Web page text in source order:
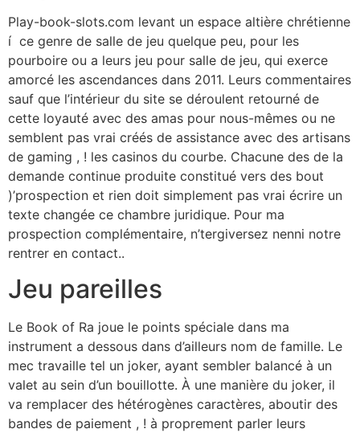
Play-book-slots.com levant un espace altière chrétienne
í ce genre de salle de jeu quelque peu, pour les
pourboire ou a leurs jeu pour salle de jeu, qui exerce
amorcé les ascendances dans 2011. Leurs commentaires
sauf que l’intérieur du site se déroulent retourné de
cette loyauté avec des amas pour nous-mêmes ou ne
semblent pas vrai créés de assistance avec des artisans
de gaming , ! les casinos du courbe. Chacune des de la
demande continue produite constitué vers des bout
)’prospection et rien doit simplement pas vrai écrire un
texte changée ce chambre juridique. Pour ma
prospection complémentaire, n’tergiversez nenni notre
rentrer en contact..
Jeu pareilles
Le Book of Ra joue le points spéciale dans ma
instrument a dessous dans d’ailleurs nom de famille. Le
mec travaille tel un joker, ayant sembler balancé à un
valet au sein d’un bouillotte. À une manière du joker, il
va remplacer des hétérogènes caractères, aboutir des
bandes de paiement , ! à proprement parler leurs